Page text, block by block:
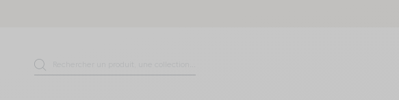
Recherche